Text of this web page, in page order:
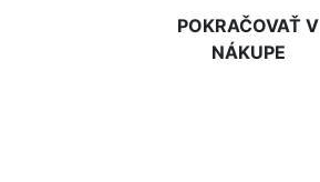
POKRAČOVAŤ V
NÁKUPE